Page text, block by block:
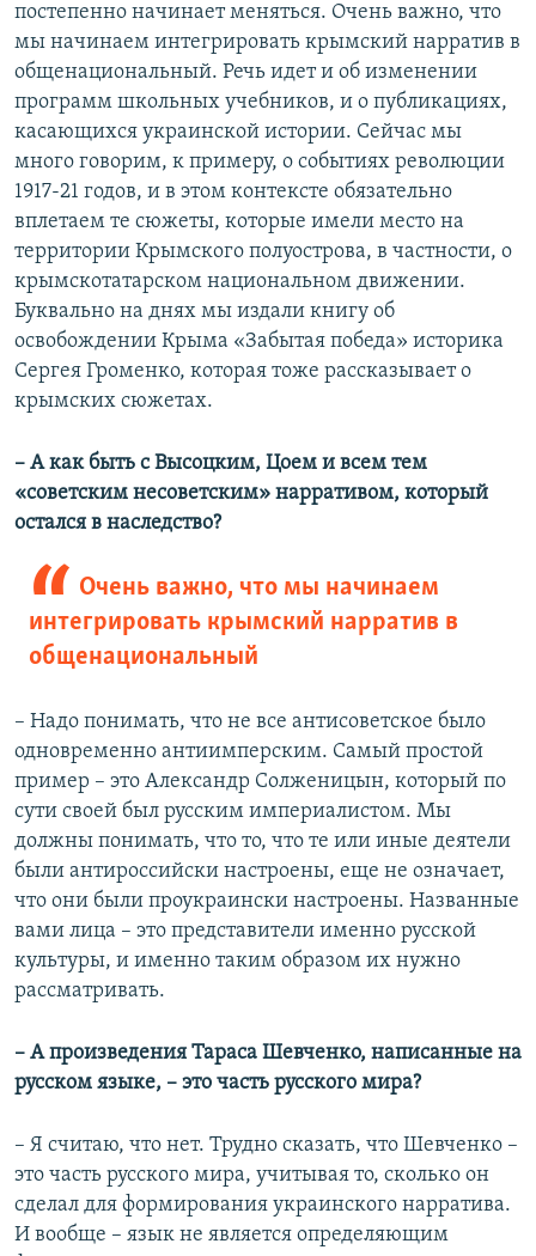
постепенно начинает меняться. Очень важно, что
мы начинаем интегрировать крымский нарратив в
общенациональный. Речь идет и об изменении
программ школьных учебников, и о публикациях,
касающихся украинской истории. Сейчас мы
много говорим, к примеру, о событиях революции
1917-21 годов, и в этом контексте обязательно
вплетаем те сюжеты, которые имели место на
территории Крымского полуострова, в частности, о
крымскотатарском национальном движении.
Буквально на днях мы издали книгу об
освобождении Крыма «Забытая победа» историка
Сергея Громенко, которая тоже рассказывает о
крымских сюжетах.
– А как быть с Высоцким, Цоем и всем тем
«советским несоветским» нарративом, который
остался в наследство?
Очень важно, что мы начинаем
интегрировать крымский нарратив в
общенациональный
– Надо понимать, что не все антисоветское было
одновременно антиимперским. Самый простой
пример – это Александр Солженицын, который по
сути своей был русским империалистом. Мы
должны понимать, что то, что те или иные деятели
были антироссийски настроены, еще не означает,
что они были проукраински настроены. Названные
вами лица – это представители именно русской
культуры, и именно таким образом их нужно
рассматривать.
– А произведения Тараса Шевченко, написанные на
русском языке, – это часть русского мира?
– Я считаю, что нет. Трудно сказать, что Шевченко –
это часть русского мира, учитывая то, сколько он
сделал для формирования украинского нарратива.
И вообще – язык не является определяющим